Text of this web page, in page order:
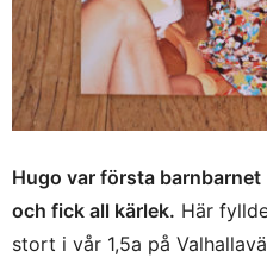
Hugo var första
och fick all kärlek. Här
stort i vår 1,5a på